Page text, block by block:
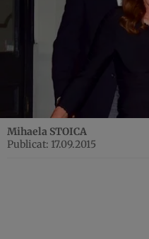
Mihaela STOICA
Publicat: 17.09.2015